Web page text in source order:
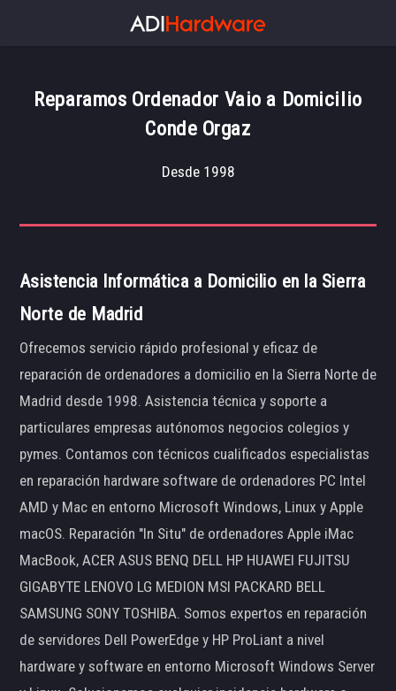
Reparamos Ordenador Vaio a Domicilio
Conde Orgaz
Desde 1998
Asistencia Informática a Domicilio en la Sierra
Norte de Madrid
Ofrecemos servicio rápido profesional y eficaz de
reparación de ordenadores a domicilio en la Sierra Norte de
Madrid desde 1998. Asistencia técnica y soporte a
particulares empresas autónomos negocios colegios y
pymes. Contamos con técnicos cualificados especialistas
en reparación hardware software de ordenadores PC Intel
AMD y Mac en entorno Microsoft Windows, Linux y Apple
macOS. Reparación "In Situ" de ordenadores Apple iMac
MacBook, ACER ASUS BENQ DELL HP HUAWEI FUJITSU
GIGABYTE LENOVO LG MEDION MSI PACKARD BELL
SAMSUNG SONY TOSHIBA. Somos expertos en reparación
de servidores Dell PowerEdge y HP ProLiant a nivel
hardware y software en entorno Microsoft Windows Server